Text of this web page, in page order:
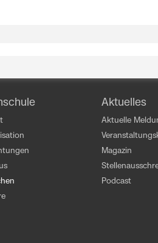
Aktuelles
Aktuelle
Magazin
Podcast